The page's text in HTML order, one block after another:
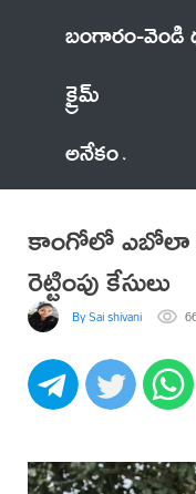
బంగారం-వెండి
క్రైమ్
అనేకం
కాంగోలో ఎబోలా
రెట్టింపు కేసులు
By Sai shivani